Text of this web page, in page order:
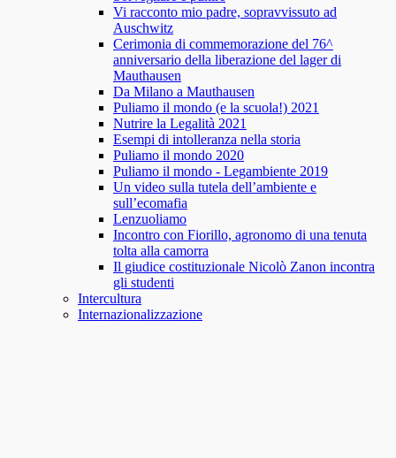
Vi racconto mio padre, sopravvissuto ad
Auschwitz
Cerimonia di commemorazione del 76^
anniversario della liberazione del lager di
Mauthausen
Da Milano a Mauthausen
Puliamo il mondo (e la scuola!) 2021
Nutrire la Legalità 2021
Esempi di intolleranza nella storia
Puliamo il mondo 2020
Puliamo il mondo - Legambiente 2019
Un video sulla tutela dell’ambiente e
sull’ecomafia
Lenzuoliamo
Incontro con Fiorillo, agronomo di una tenuta
tolta alla camorra
Il giudice costituzionale Nicolò Zanon incontra
gli studenti
Intercultura
Internazionalizzazione